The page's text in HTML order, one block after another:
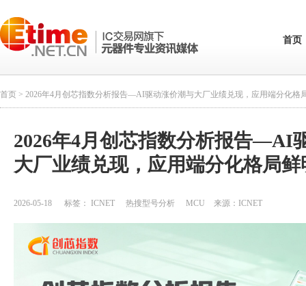
首页
首页 > 2026年4月创芯指数分析报告—AI驱动涨价潮与大厂业绩兑现，应用端分化格
2026年4月创芯指数分析报告—AI
大厂业绩兑现，应用端分化格局鲜
2026-05-18 标签： ICNET 热搜型号分析 MCU 来源： ICNET